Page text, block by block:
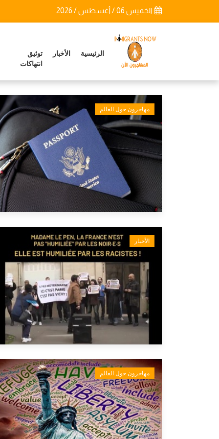
الخميس 06 / أغسطس / 2026
الرئيسية الأخبار
توثيق
انتهاكات
مهاجرون حول العالم
الأخبار
مهاجرون حول العالم